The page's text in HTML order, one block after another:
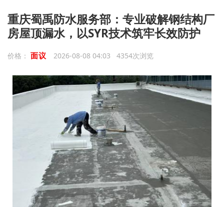
重庆蜀禹防水服务部：专业破解钢结构厂
房屋顶漏水，以SYR技术筑牢长效防护
价格： 面议 2026-08-08 04:03 4354次浏览